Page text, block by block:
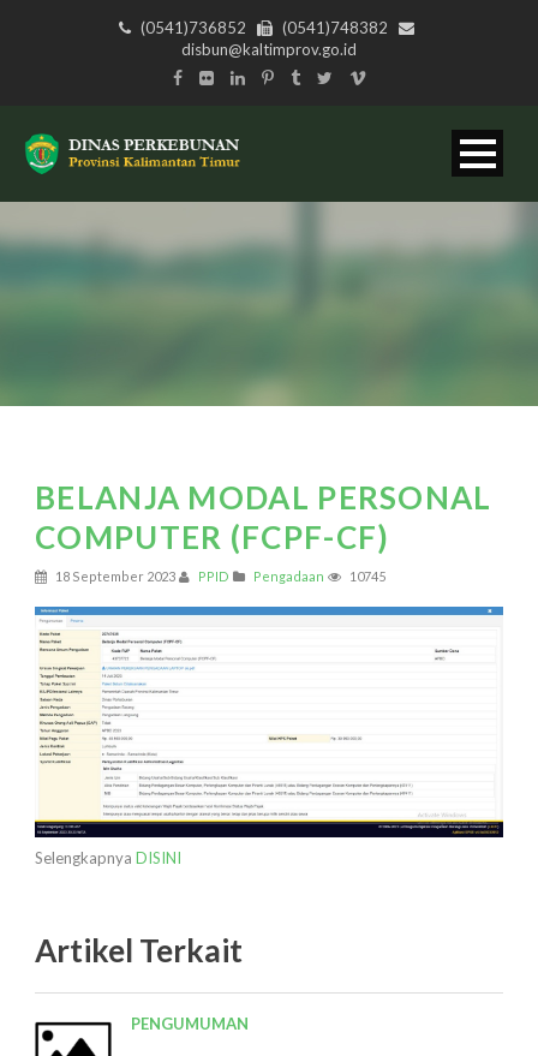
(0541)736852
(0541)748382
disbun@kaltimprov.go.id
BELANJA MODAL PERSONAL
COMPUTER (FCPF-CF)
18 September 2023 PPID Pengadaan 10745
Selengkapnya DISINI
Artikel Terkait
PENGUMUMAN